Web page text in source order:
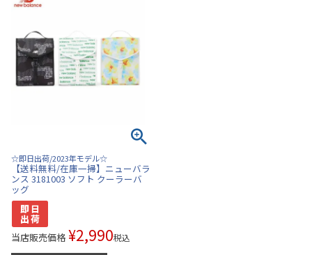
☆即日出荷/2023年モデル☆
【送料無料/在庫一掃】ニューバラ
ンス 3181003 ソフト クーラーバ
ッグ
当店販売価格 ¥2,990税込